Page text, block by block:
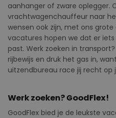
aanhanger of zware oplegger.
vrachtwagenchauffeur naar
wensen ook zijn, met ons
vacatures hopen we dat er
past. Werk zoeken in
rijbewijs en druk het gas in,
uitzendbureau race jij recht op
Werk zoeken? GoodFlex!
GoodFlex bied je de leukste